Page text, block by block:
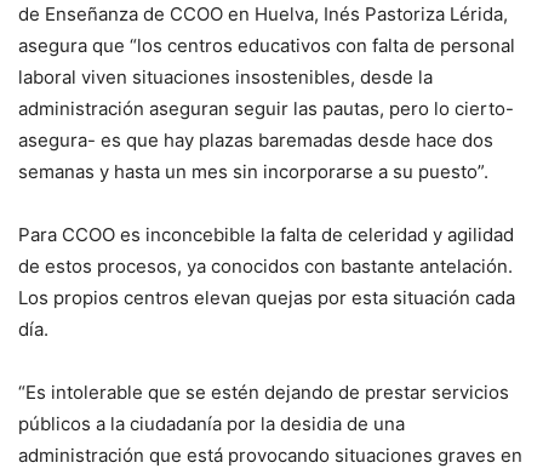
de Enseñanza de CCOO en Huelva, Inés Pastoriza Lérida,
asegura que “los centros educativos con falta de personal
laboral viven situaciones insostenibles, desde la
administración aseguran seguir las pautas, pero lo cierto-
asegura- es que hay plazas baremadas desde hace dos
semanas y hasta un mes sin incorporarse a su puesto”.
Para CCOO es inconcebible la falta de celeridad y agilidad
de estos procesos, ya conocidos con bastante antelación.
Los propios centros elevan quejas por esta situación cada
día.
“Es intolerable que se estén dejando de prestar servicios
públicos a la ciudadanía por la desidia de una
administración que está provocando situaciones graves en